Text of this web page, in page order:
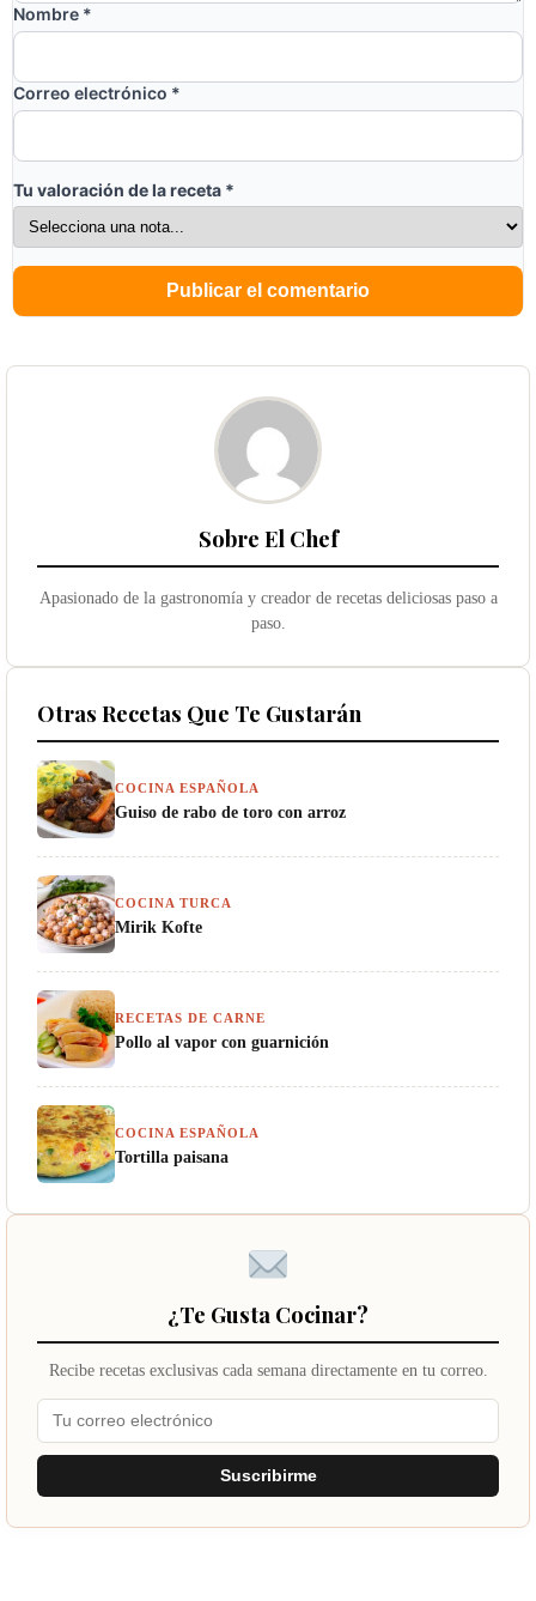
Nombre *
Correo electrónico *
Tu valoración de la receta *
Sobre El Chef
Apasionado de la gastronomía y creador de recetas deliciosas paso a
paso.
Otras Recetas Que Te Gustarán
COCINA ESPAÑOLA
Guiso de rabo de toro con arroz
COCINA TURCA
Mirik Kofte
RECETAS DE CARNE
Pollo al vapor con guarnición
COCINA ESPAÑOLA
Tortilla paisana
¿Te Gusta Cocinar?
Recibe recetas exclusivas cada semana directamente en tu correo.
Suscribirme